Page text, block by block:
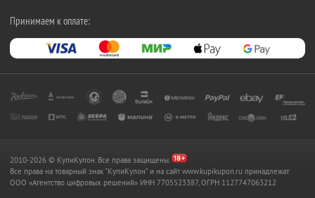
Принимаем к оплате:
2010-2026 © КупиКупон. Все права защищены.
Все права на товарный знак "КупиКупон" и на сайт www.kupikupon.ru принадлежат
OOO «Агентство цифровых решений» ИНН 7705523387, ОГРН 1127747063212